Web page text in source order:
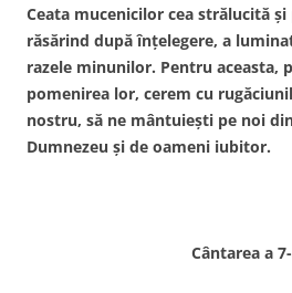
Ceata mucenicilor cea strălucită
răsărind după înţelegere, a
razele minunilor. Pentru aceasta,
pomenirea lor, cerem cu
nostru, să ne mântuieşti pe noi
Dumnezeu şi de oameni iubitor.
Cântarea a